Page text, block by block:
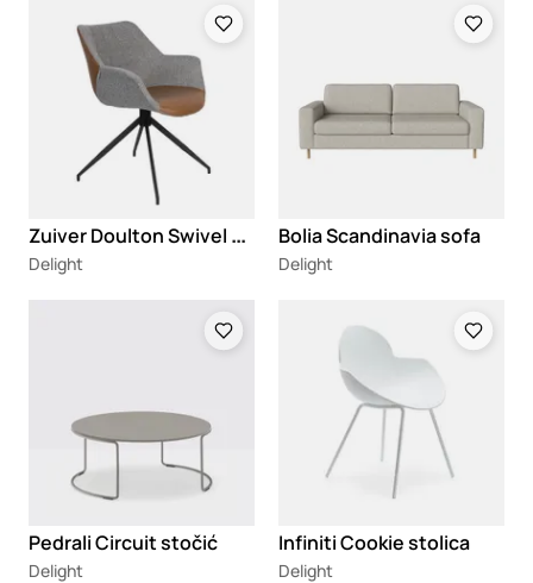
Z
uiver Doulton Swivel stolica
Delight
Bolia Scandinavia sofa
Delight
Pedrali Circuit stočić
Delight
Infiniti Cookie stolica
Delight